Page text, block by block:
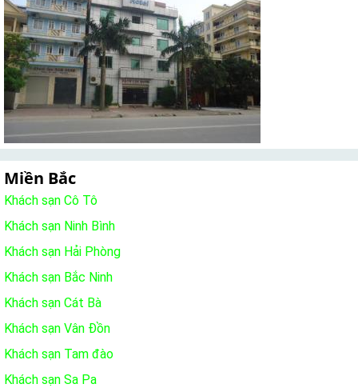
Miền Bắc
Khách sạn Cô Tô
Khách sạn Ninh Bình
Khách sạn Hải Phòng
Khách sạn Bắc Ninh
Khách sạn Cát Bà
Khách sạn Vân Đồn
Khách sạn Tam đào
Khách sạn Sa Pa